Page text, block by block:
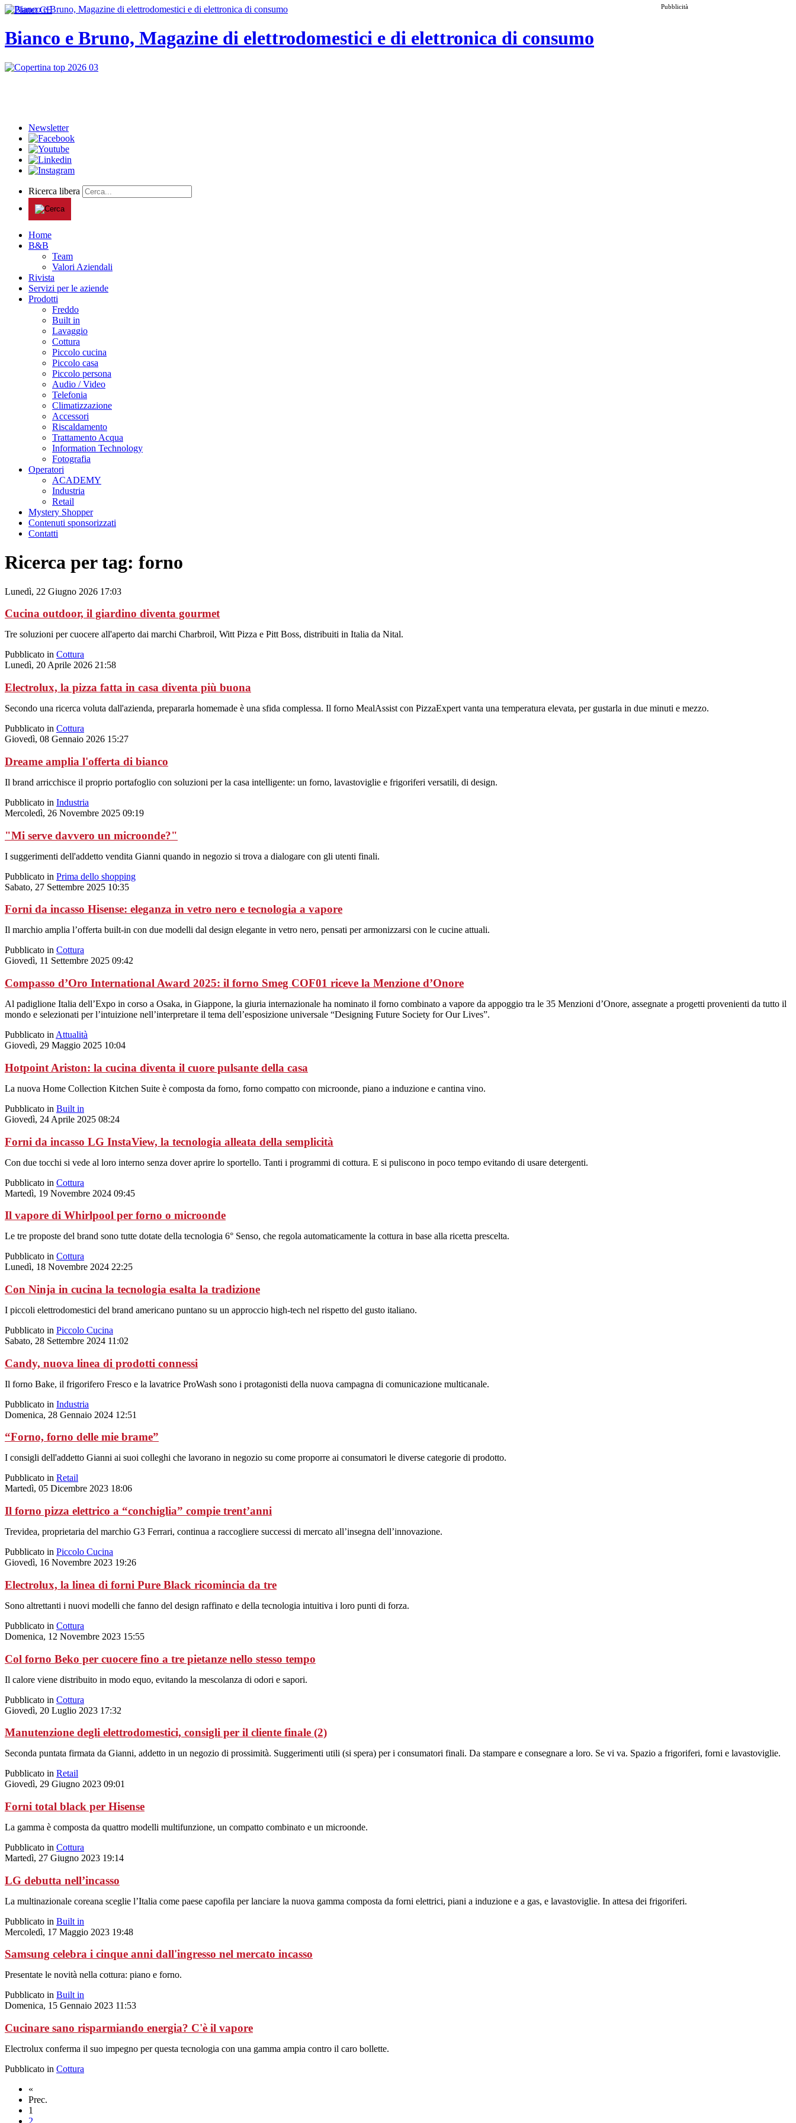
Pubblicità
Bianco e Bruno, Magazine di elettrodomestici e di elettronica di consumo
Newsletter
Ricerca libera
Home
B&B
Team
Valori Aziendali
Rivista
Servizi per le aziende
Prodotti
Freddo
Built in
Lavaggio
Cottura
Piccolo cucina
Piccolo casa
Piccolo persona
Audio / Video
Telefonia
Climatizzazione
Accessori
Riscaldamento
Trattamento Acqua
Information Technology
Fotografia
Operatori
ACADEMY
Industria
Retail
Mystery Shopper
Contenuti sponsorizzati
Contatti
Ricerca per tag: forno
Lunedì, 22 Giugno 2026 17:03
Cucina outdoor, il giardino diventa gourmet
Tre soluzioni per cuocere all'aperto dai marchi Charbroil, Witt Pizza e Pitt Boss, distribuiti in Italia da Nital.
Pubblicato in Cottura
Lunedì, 20 Aprile 2026 21:58
Electrolux, la pizza fatta in casa diventa più buona
Secondo una ricerca voluta dall'azienda, prepararla homemade è una sfida complessa. Il forno MealAssist con PizzaExpert vanta una temperatura elevata, per gustarla in due minuti e mezzo.
Pubblicato in Cottura
Giovedì, 08 Gennaio 2026 15:27
Dreame amplia l'offerta di bianco
Il brand arricchisce il proprio portafoglio con soluzioni per la casa intelligente: un forno, lavastoviglie e frigoriferi versatili, di design.
Pubblicato in Industria
Mercoledì, 26 Novembre 2025 09:19
"Mi serve davvero un microonde?"
I suggerimenti dell'addetto vendita Gianni quando in negozio si trova a dialogare con gli utenti finali.
Pubblicato in Prima dello shopping
Sabato, 27 Settembre 2025 10:35
Forni da incasso Hisense: eleganza in vetro nero e tecnologia a vapore
Il marchio amplia l’offerta built-in con due modelli dal design elegante in vetro nero, pensati per armonizzarsi con le cucine attuali.
Pubblicato in Cottura
Giovedì, 11 Settembre 2025 09:42
Compasso d’Oro International Award 2025: il forno Smeg COF01 riceve la Menzione d’Onore
Al padiglione Italia dell’Expo in corso a Osaka, in Giappone, la giuria internazionale ha nominato il forno combinato a vapore da appoggio tra le 35 Menzioni d’Onore, assegnate a progetti provenienti da tutto il
mondo e selezionati per l’intuizione nell’interpretare il tema dell’esposizione universale “Designing Future Society for Our Lives”.
Pubblicato in Attualità
Giovedì, 29 Maggio 2025 10:04
Hotpoint Ariston: la cucina diventa il cuore pulsante della casa
La nuova Home Collection Kitchen Suite è composta da forno, forno compatto con microonde, piano a induzione e cantina vino.
Pubblicato in Built in
Giovedì, 24 Aprile 2025 08:24
Forni da incasso LG InstaView, la tecnologia alleata della semplicità
Con due tocchi si vede al loro interno senza dover aprire lo sportello. Tanti i programmi di cottura. E si puliscono in poco tempo evitando di usare detergenti.
Pubblicato in Cottura
Martedì, 19 Novembre 2024 09:45
Il vapore di Whirlpool per forno o microonde
Le tre proposte del brand sono tutte dotate della tecnologia 6° Senso, che regola automaticamente la cottura in base alla ricetta prescelta.
Pubblicato in Cottura
Lunedì, 18 Novembre 2024 22:25
Con Ninja in cucina la tecnologia esalta la tradizione
I piccoli elettrodomestici del brand americano puntano su un approccio high-tech nel rispetto del gusto italiano.
Pubblicato in Piccolo Cucina
Sabato, 28 Settembre 2024 11:02
Candy, nuova linea di prodotti connessi
Il forno Bake, il frigorifero Fresco e la lavatrice ProWash sono i protagonisti della nuova campagna di comunicazione multicanale.
Pubblicato in Industria
Domenica, 28 Gennaio 2024 12:51
“Forno, forno delle mie brame”
I consigli dell'addetto Gianni ai suoi colleghi che lavorano in negozio su come proporre ai consumatori le diverse categorie di prodotto.
Pubblicato in Retail
Martedì, 05 Dicembre 2023 18:06
Il forno pizza elettrico a “conchiglia” compie trent’anni
Trevidea, proprietaria del marchio G3 Ferrari, continua a raccogliere successi di mercato all’insegna dell’innovazione.
Pubblicato in Piccolo Cucina
Giovedì, 16 Novembre 2023 19:26
Electrolux, la linea di forni Pure Black ricomincia da tre
Sono altrettanti i nuovi modelli che fanno del design raffinato e della tecnologia intuitiva i loro punti di forza.
Pubblicato in Cottura
Domenica, 12 Novembre 2023 15:55
Col forno Beko per cuocere fino a tre pietanze nello stesso tempo
Il calore viene distribuito in modo equo, evitando la mescolanza di odori e sapori.
Pubblicato in Cottura
Giovedì, 20 Luglio 2023 17:32
Manutenzione degli elettrodomestici, consigli per il cliente finale (2)
Seconda puntata firmata da Gianni, addetto in un negozio di prossimità. Suggerimenti utili (si spera) per i consumatori finali. Da stampare e consegnare a loro. Se vi va. Spazio a frigoriferi, forni e lavastoviglie.
Pubblicato in Retail
Giovedì, 29 Giugno 2023 09:01
Forni total black per Hisense
La gamma è composta da quattro modelli multifunzione, un compatto combinato e un microonde.
Pubblicato in Cottura
Martedì, 27 Giugno 2023 19:14
LG debutta nell’incasso
La multinazionale coreana sceglie l’Italia come paese capofila per lanciare la nuova gamma composta da forni elettrici, piani a induzione e a gas, e lavastoviglie. In attesa dei frigoriferi.
Pubblicato in Built in
Mercoledì, 17 Maggio 2023 19:48
Samsung celebra i cinque anni dall'ingresso nel mercato incasso
Presentate le novità nella cottura: piano e forno.
Pubblicato in Built in
Domenica, 15 Gennaio 2023 11:53
Cucinare sano risparmiando energia? C'è il vapore
Electrolux conferma il suo impegno per questa tecnologia con una gamma ampia contro il caro bollette.
Pubblicato in Cottura
«
Prec.
1